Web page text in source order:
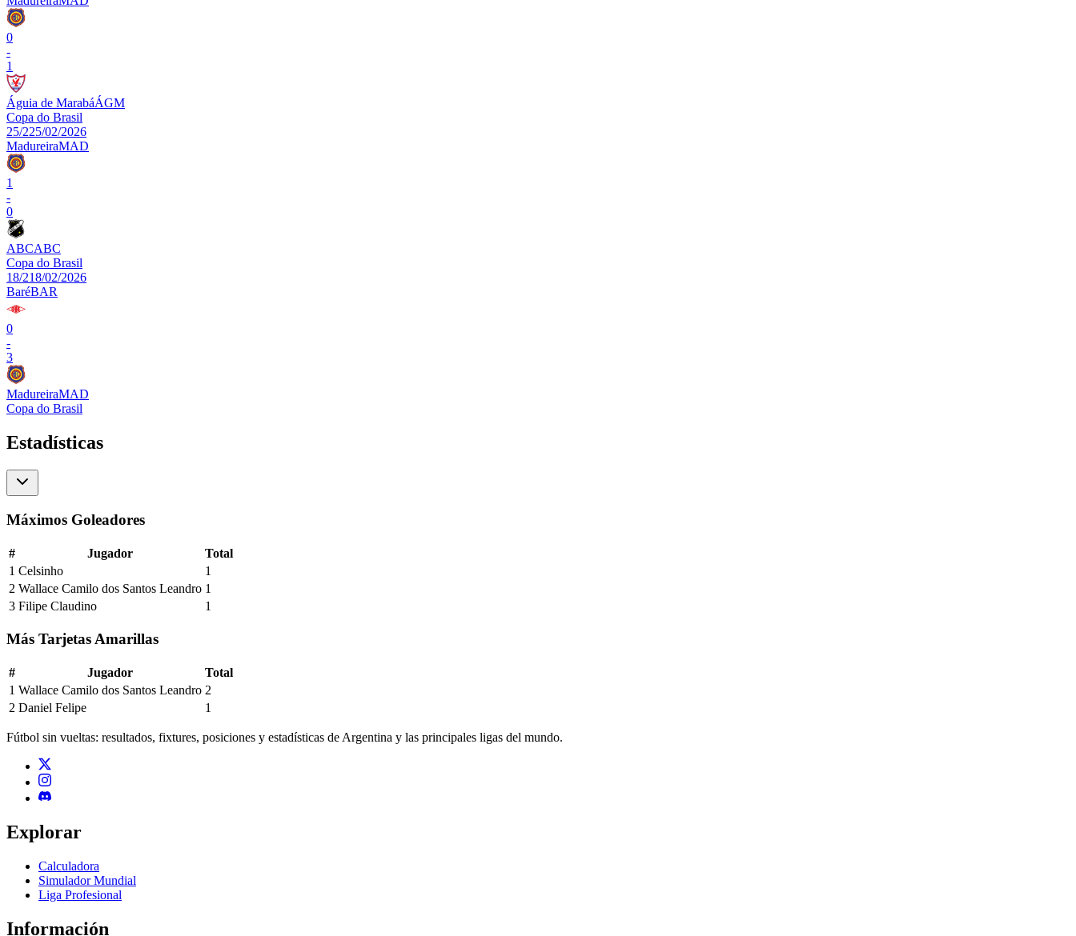
0
-
1
Águia de MarabáÁGM
Copa do Brasil
25/225/02/2026
MadureiraMAD
1
-
0
ABCABC
Copa do Brasil
18/218/02/2026
BaréBAR
0
-
3
MadureiraMAD
Copa do Brasil
Estadísticas
Máximos Goleadores
# Jugador
Total
1 Celsinho
1
2 Wallace Camilo dos Santos Leandro 1
3 Filipe Claudino 1
Más Tarjetas Amarillas
# Jugador
Total
1 Wallace Camilo dos Santos Leandro 2
2 Daniel Felipe 1
Fútbol sin vueltas: resultados, fixtures, posiciones y estadísticas de Argentina y las principales ligas del mundo.
Explorar
Calculadora
Simulador Mundial
Liga Profesional
Información